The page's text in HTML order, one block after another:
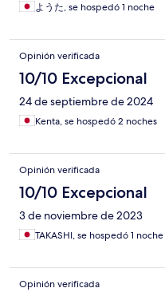
ようた, se hospedó 1 noche
Opinión verificada
10/10 Excepcional
24 de septiembre de 2024
Kenta, se hospedó 2 noches
Opinión verificada
10/10 Excepcional
3 de noviembre de 2023
TAKASHI, se hospedó 1 noche
Opinión verificada